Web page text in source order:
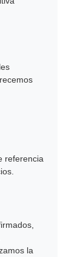
referencia
la